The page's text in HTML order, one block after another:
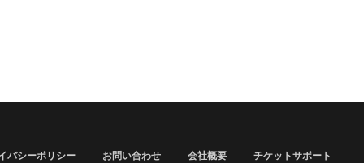
バシーポリシー お問い合わせ 会社概要 チケットサポート